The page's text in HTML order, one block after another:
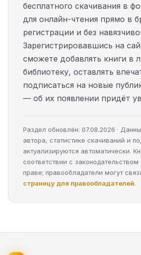
бесплатного скачивания в
для онлайн-чтения прямо в
регистрации и без
Зарегистрировавшись на
сможете добавлять книги в
библиотеку, оставлять
подписаться на новые
— об их появлении придёт
Раздел обновлён: 07.08.2026 ·
автора, статистике скачиваний и
актуализируются автоматически.
соответствии с
праве; правообладатели могут
страницу для правообладателей.